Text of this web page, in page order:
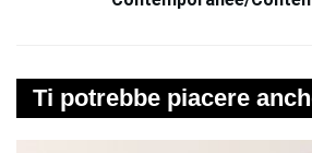
Ti potrebbe piacere